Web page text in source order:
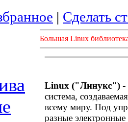
| Сделать
Большая Linux
Linux ("Линукс") -
система,
всему миру. Под
разные